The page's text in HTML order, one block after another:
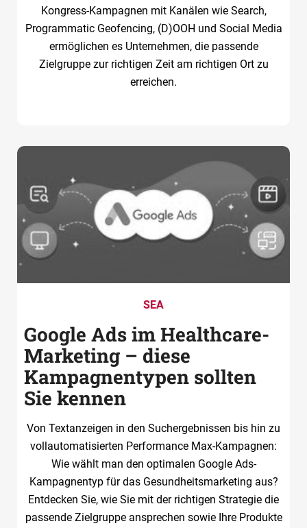
Kongress-Kampagnen mit Kanälen wie Search,
Programmatic Geofencing, (D)OOH und Social Media
ermöglichen es Unternehmen, die passende
Zielgruppe zur richtigen Zeit am richtigen Ort zu
erreichen.
SEA
Google Ads im Healthcare-
Marketing – diese
Kampagnentypen sollten
Sie kennen
Von Textanzeigen in den Suchergebnissen bis hin zu
vollautomatisierten Performance Max-Kampagnen:
Wie wählt man den optimalen Google Ads-
Kampagnentyp für das Gesundheitsmarketing aus?
Entdecken Sie, wie Sie mit der richtigen Strategie die
passende Zielgruppe ansprechen sowie Ihre Produkte